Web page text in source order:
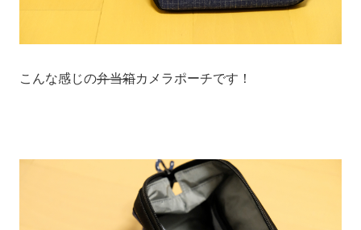
こんな感じの弁当箱カメラポーチです！